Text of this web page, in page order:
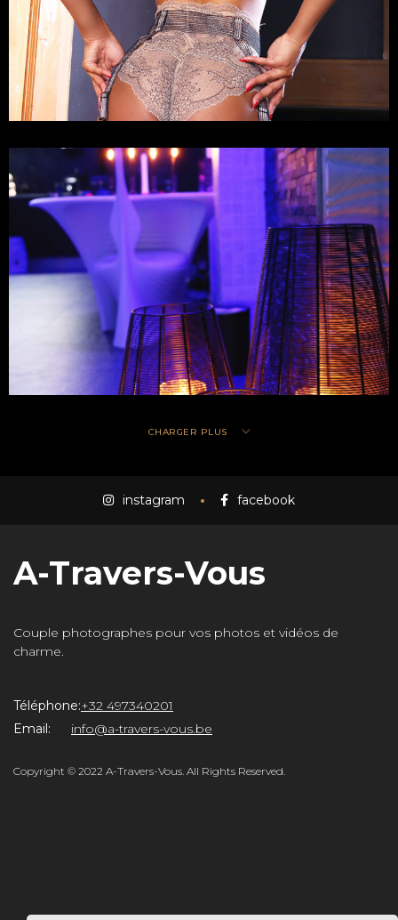
CHARGER PLUS
instagram facebook
A-Travers-Vous
Couple photographes pour vos photos et vidéos de
charme.
Téléphone:+32 497340201
Email:
info@a-travers-vous.be
Copyright © 2022 A-Travers-Vous. All Rights Reserved.